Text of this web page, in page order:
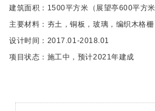
建筑面积：1500平方米（展望亭600平方
主要材料：夯土，铜板，玻璃，编织木格
设计时间：2017.01-2018.01
项目状态：施工中，预计2021年建成